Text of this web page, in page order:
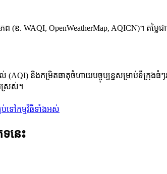
ព (ឧ. WAQI, OpenWeatherMap, AQICN)។ ត
(AQI) និងកម្រិតធាតុចំហាយបច្ចុប្បន្នសម្រាប់ទីក្រុងធំ
រស្រស់។
ទៅកម្មវិធីទាំងអស់
ទនេះ